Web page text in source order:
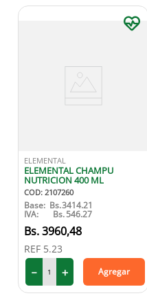
ELEMENTAL
ELEMENTAL CHAMPU
NUTRICION 400 ML
COD: 2107260
Base: Bs.3414.21
IVA: Bs.546.27
3960,48
REF 5.23
＋
－ Agregar